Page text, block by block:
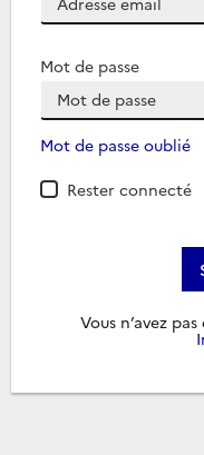
Mot de passe
Mot de passe oublié
Rester connecté
Vous n’avez